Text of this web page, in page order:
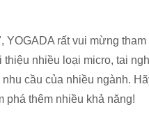
YOGADA rất vui mừng tham
nhiều loại micro, tai
cầu của nhiều ngành.
phá thêm nhiều khả năng!